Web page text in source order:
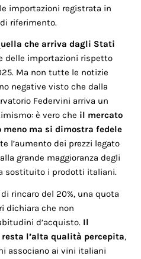
importazioni registrata in
riferimento.
che arriva dagli Stati
delle importazioni rispetto
Ma non tutte le notizie
negative visto che dalla
Federvini arriva un
è vero che il mercato
ma si dimostra fedele
l’aumento dei prezzi legato
grande maggioranza degli
sostituito i prodotti italiani.
rincaro del 20%, una quota
dichiara che non
d’acquisto. Il
l’alta qualità percepita,
associano ai vini italiani